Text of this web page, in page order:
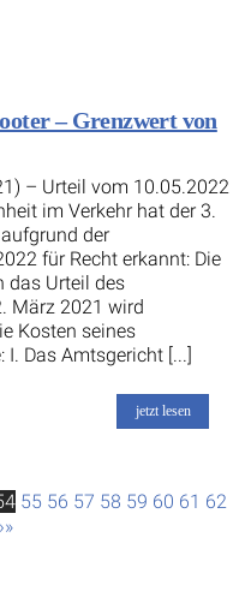
– Grenzwert von
– Urteil vom 10.05.2022
im Verkehr hat der 3.
der
für Recht erkannt: Die
das Urteil des
März 2021 wird
Kosten seines
Das Amtsgericht [...]
jetzt lesen
55 56 57 58 59 60 61 62
›»